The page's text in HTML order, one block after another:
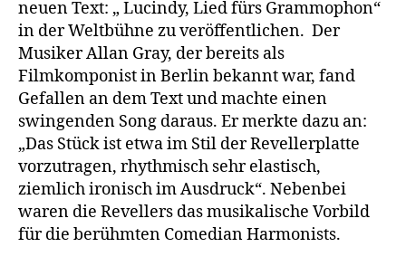
neuen Text: „ Lucindy, Lied fürs Grammophon“
in der Weltbühne zu veröffentlichen. Der
Musiker Allan Gray, der bereits als
Filmkomponist in Berlin bekannt war, fand
Gefallen an dem Text und machte einen
swingenden Song daraus. Er merkte dazu an:
„Das Stück ist etwa im Stil der Revellerplatte
vorzutragen, rhythmisch sehr elastisch,
ziemlich ironisch im Ausdruck“. Nebenbei
waren die Revellers das musikalische Vorbild
für die berühmten Comedian Harmonists.